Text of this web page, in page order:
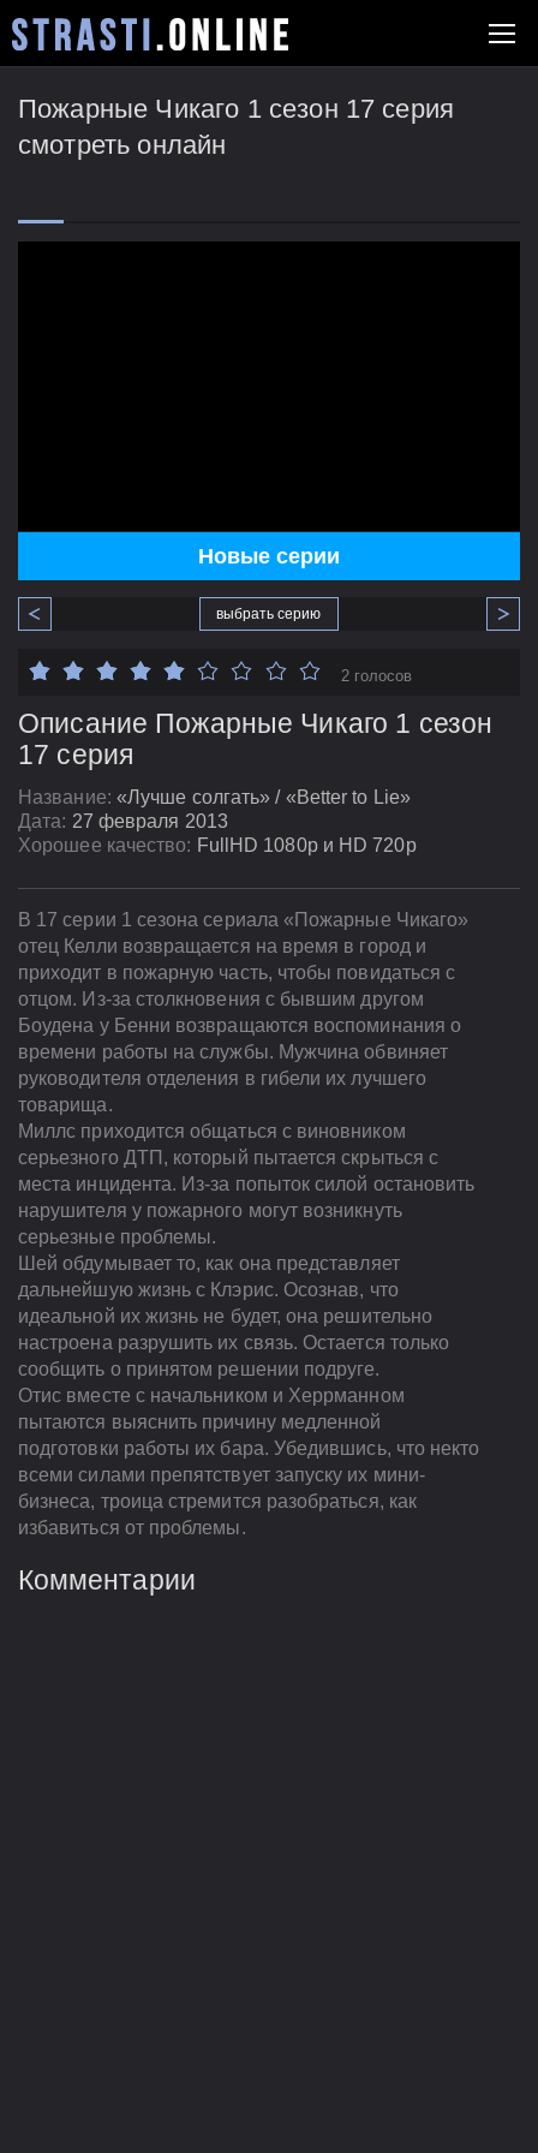
Пожарные Чикаго 1 сезон 17 серия
смотреть онлайн
Новые серии
выбрать серию
Описание Пожарные Чикаго 1 сезон
17 серия
Название: «Лучше солгать» / «Better to Lie»
Дата: 27 февраля 2013
Хорошее качество: FullHD 1080p и HD 720p
2 голосов
В 17 серии 1 сезона сериала «Пожарные Чикаго»
отец Келли возвращается на время в город и
приходит в пожарную часть, чтобы повидаться с
отцом. Из-за столкновения с бывшим другом
Боудена у Бенни возвращаются воспоминания о
времени работы на службы. Мужчина обвиняет
руководителя отделения в гибели их лучшего
товарища.
Миллс приходится общаться с виновником
серьезного ДТП, который пытается скрыться с
места инцидента. Из-за попыток силой остановить
нарушителя у пожарного могут возникнуть
серьезные проблемы.
Шей обдумывает то, как она представляет
дальнейшую жизнь с Клэрис. Осознав, что
идеальной их жизнь не будет, она решительно
настроена разрушить их связь. Остается только
сообщить о принятом решении подруге.
Отис вместе с начальником и Херрманном
пытаются выяснить причину медленной
подготовки работы их бара. Убедившись, что некто
всеми силами препятствует запуску их мини-
бизнеса, троица стремится разобраться, как
избавиться от проблемы.
Комментарии